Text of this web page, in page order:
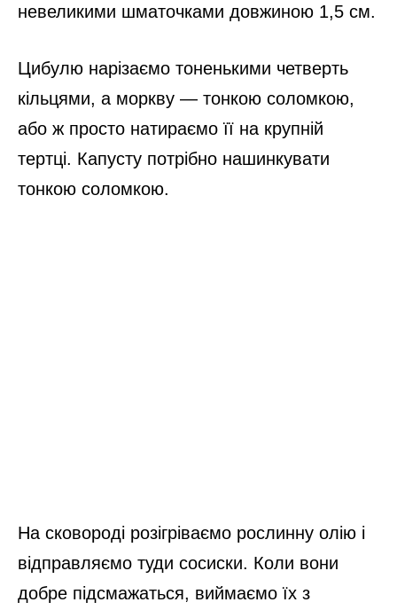
невеликими шматочками довжиною 1,5 см.
Цибулю нарізаємо тоненькими четверть
кільцями, а моркву — тонкою соломкою,
або ж просто натираємо її на крупній
тертці. Капусту потрібно нашинкувати
тонкою соломкою.
На сковороді розігріваємо рослинну олію і
відправляємо туди сосиски. Коли вони
добре підсмажаться, виймаємо їх з